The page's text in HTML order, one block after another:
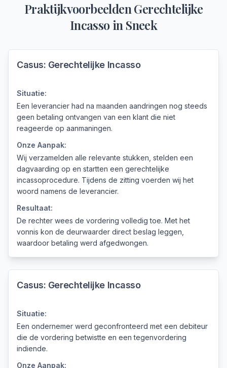
PraktijkvoorbeeldenGerechtelijke
Incassoin Sneek
Casus: Gerechtelijke Incasso
Situatie:
Een leverancier had na maanden aandringen nog steeds
geen betaling ontvangen van een klant die niet
reageerde op aanmaningen.
Onze Aanpak:
Wij verzamelden alle relevante stukken, stelden een
dagvaarding op en startten een gerechtelijke
incassoprocedure. Tijdens de zitting voerden wij het
woord namens de leverancier.
Resultaat:
De rechter wees de vordering volledig toe. Met het
vonnis kon de deurwaarder direct beslag leggen,
waardoor betaling werd afgedwongen.
Casus: Gerechtelijke Incasso
Situatie:
Een ondernemer werd geconfronteerd met een debiteur
die de vordering betwistte en een tegenvordering
indiende.
Onze Aanpak: